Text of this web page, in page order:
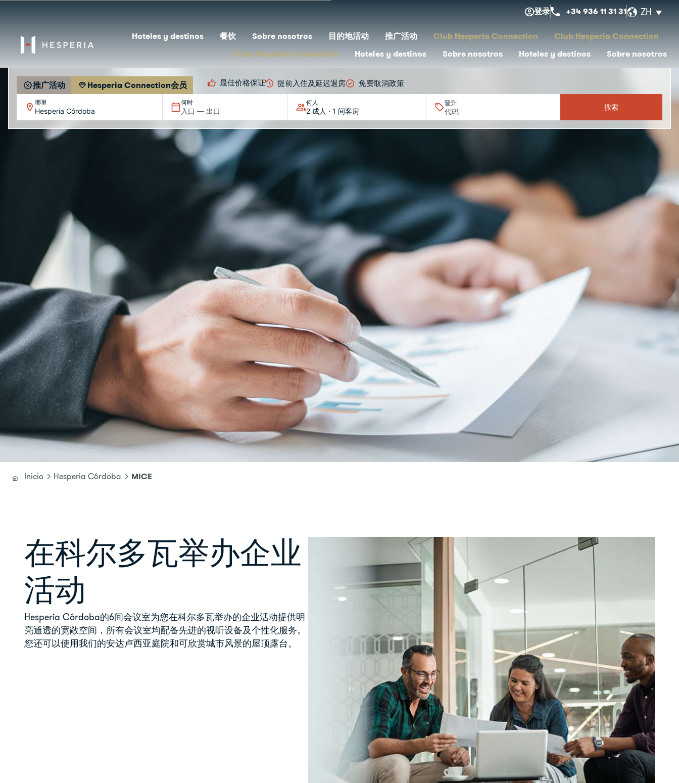
登录 +34 936 11 31 31 ZH
Hoteles y destinos 餐饮 Sobre nosotros 目的地活动 推广活动 Club Hesperia Connection
Club Hesperia Connection
Club Hesperia Connection
Hoteles y destinos Sobre nosotros Hoteles y destinos Sobre nosotros
推广活动 Hesperia Connection会员 最佳价格保证 提前入住及延迟退房 免费取消政策
哪里
Hesperia Córdoba
何时
入口 — 出口
何人
2 成人 · 1 间客房
晋升 搜索
Hesperia Córdoba
活动
Inicio Hesperia Córdoba MICE
在科尔多瓦举办企业
活动
Hesperia Córdoba的6间会议室为您在科尔多瓦举办的企业活动提供明
亮通透的宽敞空间，所有会议室均配备先进的视听设备及个性化服务。
您还可以使用我们的安达卢西亚庭院和可欣赏城市风景的屋顶露台。